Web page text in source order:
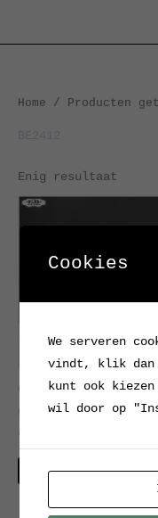
Home / Producten
Enig resultaat
Oud
met hardhouten
Verkocht
Cookies
We serveren
vindt, klik dan
kunt ook
wil door op